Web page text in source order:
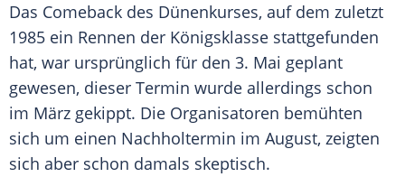
Das Comeback des Dünenkurses, auf dem zuletzt
1985 ein Rennen der Königsklasse stattgefunden
hat, war ursprünglich für den 3. Mai geplant
gewesen, dieser Termin wurde allerdings schon
im März gekippt. Die Organisatoren bemühten
sich um einen Nachholtermin im August, zeigten
sich aber schon damals skeptisch.